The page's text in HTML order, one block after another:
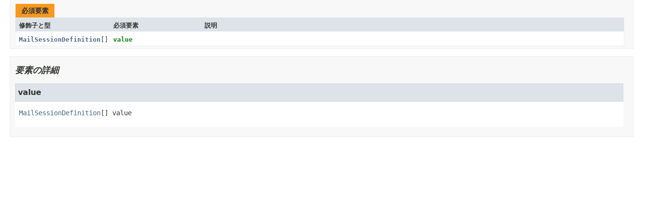
必須要素
修飾子と型 必須要素
説明
MailSessionDefinition [] value
要素の詳細
value
MailSessionDefinition[] value